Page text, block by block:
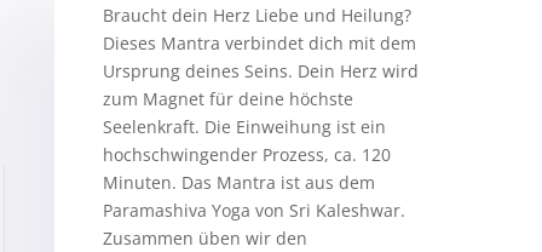
Braucht dein Herz Liebe und Heilung?
Dieses Mantra verbindet dich mit dem
Ursprung deines Seins. Dein Herz wird
zum Magnet für deine höchste
Seelenkraft. Die Einweihung ist ein
hochschwingender Prozess, ca. 120
Minuten. Das Mantra ist aus dem
Paramashiva Yoga von Sri Kaleshwar.
Zusammen üben wir den